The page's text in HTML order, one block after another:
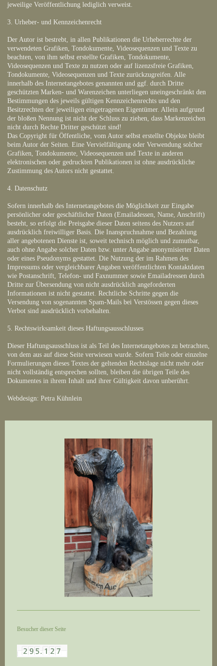
jeweilige Veröffentlichung lediglich verweist.
3. Urheber- und Kennzeichenrecht
Der Autor ist bestrebt, in allen Publikationen die Urheberrechte der
verwendeten Grafiken, Tondokumente, Videosequenzen und Texte zu
beachten, von ihm selbst erstellte Grafiken, Tondokumente,
Videosequenzen und Texte zu nutzen oder auf lizenzsfreie Grafiken,
Tondokumente, Videosequenzen und Texte zurückzugreifen. Alle
innerhalb des Internetangebotes genannten und ggf. durch Dritte
geschützten Marken- und Warenzeichen unterliegen uneingeschränkt den
Bestimmungen des jeweils gültigen Kennzeichenrechts und den
Besitzrechten der jeweiligen eingetragenen Eigentümer. Allein aufgrund
der bloßen Nennung ist nicht der Schluss zu ziehen, dass Markenzeichen
nicht durch Rechte Dritter geschützt sind!
Das Copyright für Öffentliche, vom Autor selbst erstellte Objekte bleibt
beim Autor der Seiten. Eine Vervielfältigung oder Verwendung solcher
Grafiken, Tondokumente, Videosequenzen und Texte in anderen
elektronischen oder gedruckten Publikationen ist ohne ausdrückliche
Zustimmung des Autors nicht gestattet.
4. Datenschutz
Sofern innerhalb des Internetangebotes die Möglichkeit zur Eingabe
persönlicher oder geschäftlicher Daten (Emailadessen, Name, Anschrift)
besteht, so erfolgt die Preisgabe dieser Daten seitens des Nutzers auf
ausdrücklich freiwilliger Basis. Die Inanspruchnahme und Bezahlung
aller angebotenen Dienste ist, soweit technisch möglich und zumutbar,
auch ohne Angabe solcher Daten bzw. unter Angabe anonymisierter Daten
oder eines Pseudonyms gestattet. Die Nutzung der im Rahmen des
Impressums oder vergleichbarer Angaben veröffentlichten Kontaktdaten
wie Postanschrift, Telefon- und Faxnummer sowie Emailadressen durch
Dritte zur Übersendung von nicht ausdrücklich angeforderten
Informationen ist nicht gestattet. Rechtliche Schritte gegen die
Versendung von sogenannten Spam-Mails bei Verstössen gegen dieses
Verbot sind ausdrücklich vorbehalten.
5. Rechtswirksamkeit dieses Haftungsausschlusses
Dieser Haftungsausschluss ist als Teil des Internetangebotes zu betrachten,
von dem aus auf diese Seite verwiesen wurde. Sofern Teile oder einzelne
Formulierungen dieses Textes der geltenden Rechtslage nicht mehr oder
nicht vollständig entsprechen sollten, bleiben die übrigen Teile des
Dokumentes in ihrem Inhalt und ihrer Gültigkeit davon unberührt.
Webdesign: Petra Kühnlein
Besucher dieser Seite